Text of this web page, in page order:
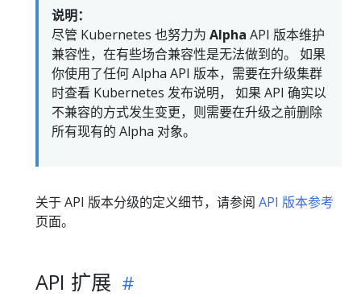
说明：
尽管 Kubernetes 也努力为 Alpha API 版本维护
兼容性，在有些场合兼容性是无法做到的。 如果
你使用了任何 Alpha API 版本，需要在升级集群
时查看 Kubernetes 发布说明， 如果 API 确实以
不兼容的方式发生变更，则需要在升级之前删除
所有现有的 Alpha 对象。
关于 API 版本分级的定义细节，请参阅 API 版本参考
页面。
API 扩展